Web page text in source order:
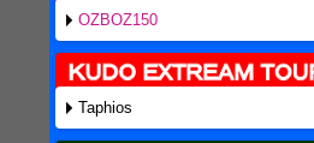
OZBOZ150
Taphios